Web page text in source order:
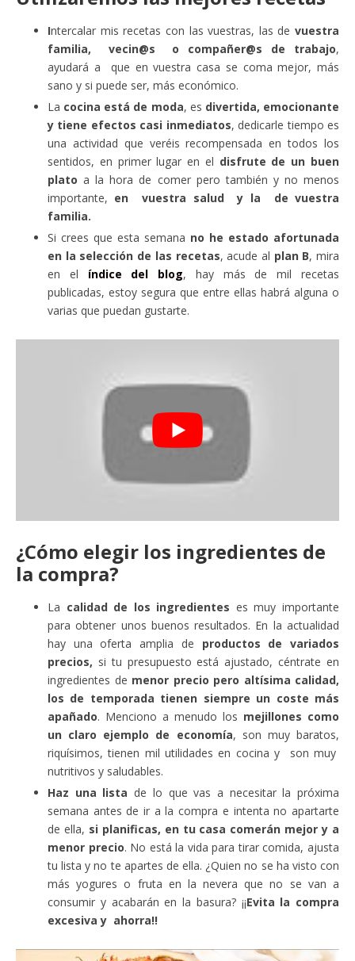
Intercalar mis recetas con las vuestras, las de vuestra
familia, vecin@s o compañer@s de trabajo,
ayudará a que en vuestra casa se coma mejor, más
sano y si puede ser, más económico.
La cocina está de moda, es divertida, emocionante
y tiene efectos casi inmediatos, dedicarle tiempo es
una actividad que veréis recompensada en todos los
sentidos, en primer lugar en el disfrute de un buen
plato a la hora de comer pero también y no menos
importante, en vuestra salud y la de vuestra
familia.
Si crees que esta semana no he estado afortunada
en la selección de las recetas, acude al plan B, mira
en el índice del blog, hay más de mil recetas
publicadas, estoy segura que entre ellas habrá alguna o
varias que puedan gustarte.
¿Cómo elegir los ingredientes de
la compra?
La calidad de los ingredientes es muy importante
para obtener unos buenos resultados. En la actualidad
hay una oferta amplia de productos de variados
precios, si tu presupuesto está ajustado, céntrate en
ingredientes de menor precio pero altísima calidad,
los de temporada tienen siempre un coste más
apañado. Menciono a menudo los mejillones como
un claro ejemplo de economía, son muy baratos,
riquísimos, tienen mil utilidades en cocina y son muy
nutritivos y saludables.
Haz una lista de lo que vas a necesitar la próxima
semana antes de ir a la compra e intenta no apartarte
de ella, si planificas, en tu casa comerán mejor y a
menor precio. No está la vida para tirar comida, ajusta
tu lista y no te apartes de ella. ¿Quien no se ha visto con
más yogures o fruta en la nevera que no se van a
consumir y acabarán en la basura? ¡¡Evita la compra
excesiva y ahorra!!